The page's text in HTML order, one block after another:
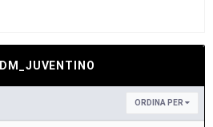
ORDINA PER